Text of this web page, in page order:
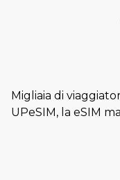
Migliaia di
UPeSIM, la eSIM